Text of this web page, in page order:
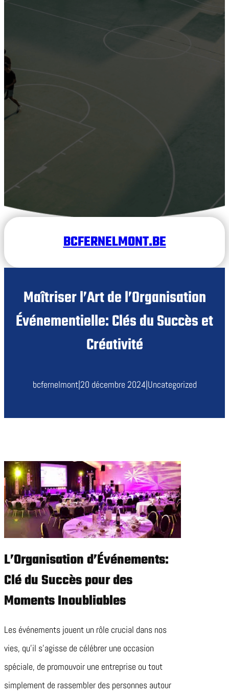
BCFERNELMONT.BE
Maîtriser l’Art de l’Organisation
Événementielle: Clés du Succès et
Créativité
bcfernelmont|20 décembre 2024|Uncategorized
L’Organisation d’Événements:
Clé du Succès pour des
Moments Inoubliables
Les événements jouent un rôle crucial dans nos
vies, qu’il s’agisse de célébrer une occasion
spéciale, de promouvoir une entreprise ou tout
simplement de rassembler des personnes autour